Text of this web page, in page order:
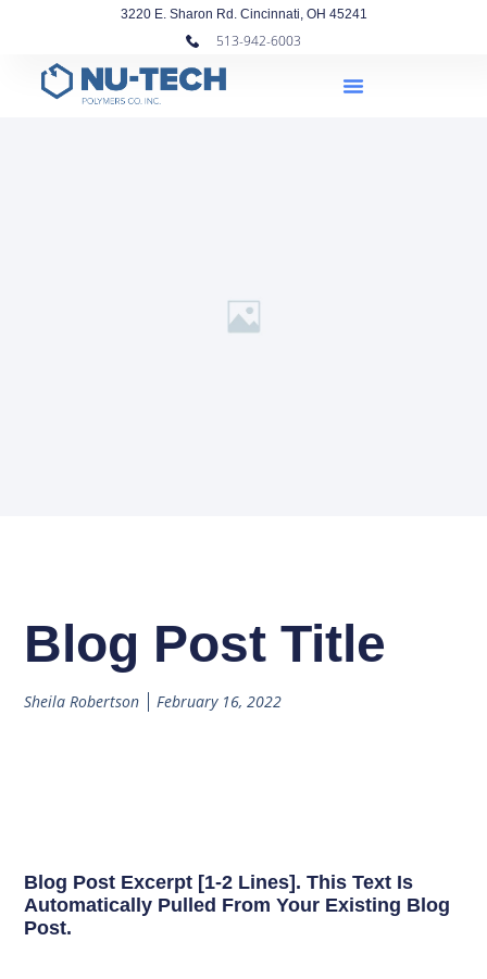
3220 E. Sharon Rd. Cincinnati, OH 45241
513-942-6003
Blog Post Title
Sheila Robertson February 16, 2022
Blog Post Excerpt [1-2 Lines]. This Text Is
Automatically Pulled From Your Existing Blog
Post.